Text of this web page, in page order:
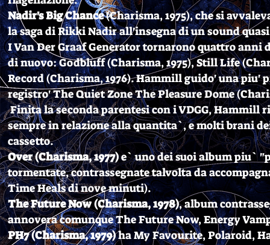
Nadir's Big Chance(Charisma, 1975), che si
la saga di Rikki Nadir all'insegna di un sound
I Van Der Graaf Generator tornarono quattro
di nuovo: Godbluff (Charisma, 1975), Still Life
Record (Charisma, 1976). Hammill guido' una piu'
registro' The Quiet Zone The Pleasure Dome
Finita la seconda parentesi con i VDGG,
sempre in relazione alla quantita`, e molti brani
cassetto.
Over (Charisma, 1977)e` uno dei suoi album piu`
tormentate, contrassegnate talvolta da
Time Heals di nove minuti).
The Future Now (Charisma, 1978), album
annovera comunque The Future Now, Energy
PH7 (Charisma, 1979)ha My Favourite, Polaroid,